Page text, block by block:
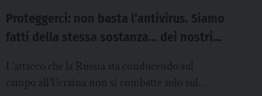
Proteggerci: non basta l’antivirus. Siamo
fatti della stessa sostanza… dei nostri
L’attacco che la Russia sta conducendo sul
campo all’Ucraina non si combatte solo sul